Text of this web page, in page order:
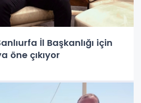
İl Başkanlığı için
öne çıkıyor